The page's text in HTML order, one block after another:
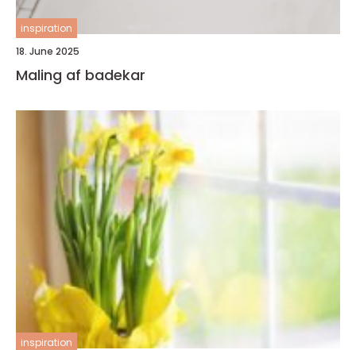
inspiration
18. June 2025
Maling af badekar
inspiration